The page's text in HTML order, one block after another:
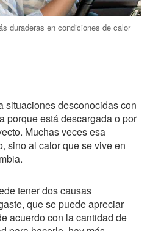
duraderas en condiciones de calor
situaciones desconocidas con
porque está descargada o por
Muchas veces esa
sino al calor que se vive en
tener dos causas
que se puede apreciar
acuerdo con la cantidad de